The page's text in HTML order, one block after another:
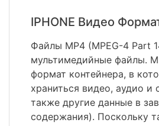
IPHONE Видео
Файлы MP4 (MPEG-4 Part
мультимедийные файлы.
формат контейнера, в
храниться видео, аудио и
также другие данные в
содержания). Поскольку